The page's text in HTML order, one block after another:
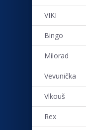
VIKI
Bingo
Milorad
Vevunička
Vlkouš
Rex